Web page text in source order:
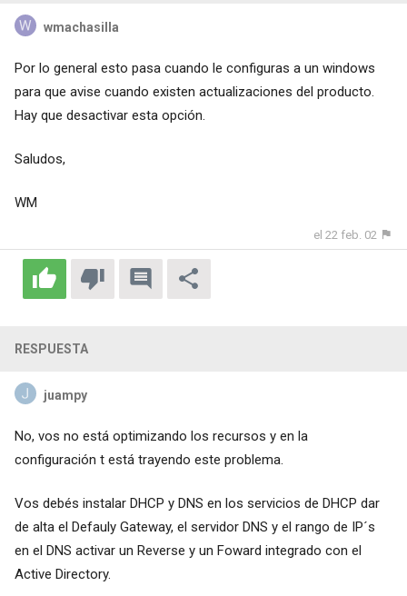
wmachasilla
Por lo general esto pasa cuando le configuras a un windows
para que avise cuando existen actualizaciones del producto.
Hay que desactivar esta opción.
Saludos,
WM
el 22 feb. 02
RESPUESTA
juampy
No, vos no está optimizando los recursos y en la
configuración t está trayendo este problema.
Vos debés instalar DHCP y DNS en los servicios de DHCP dar
de alta el Defauly Gateway, el servidor DNS y el rango de IP´s
en el DNS activar un Reverse y un Foward integrado con el
Active Directory.